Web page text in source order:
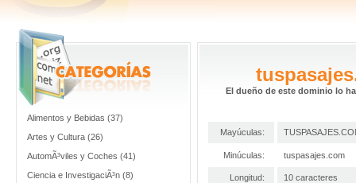
Alimentos y Bebidas (37)
Artes y Cultura (26)
AutomÃ³viles y Coches (41)
Ciencia e InvestigaciÃ³n (8)
El dueño de este dominio lo
Mayúculas:
Minúculas: tuspasajes.com
Longitud: 10 caracteres